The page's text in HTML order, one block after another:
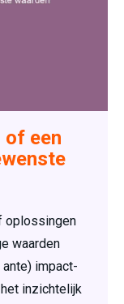
of een
oplossingen
waarden
impact-
inzichtelijk